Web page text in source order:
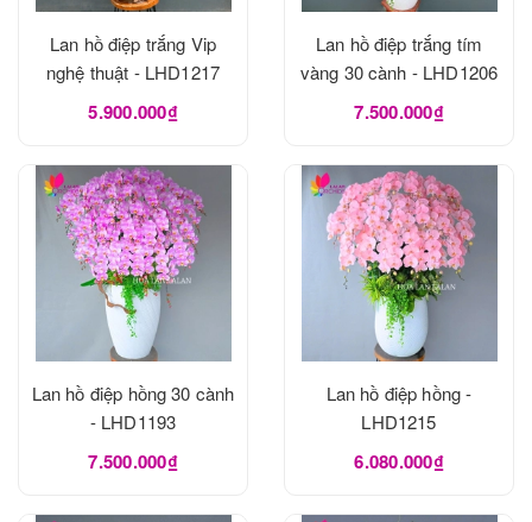
Lan hồ điệp trắng Vip
nghệ thuật - LHD1217
5.900.000₫
Lan hồ điệp trắng tím
vàng 30 cành - LHD1206
7.500.000₫
Lan hồ điệp hồng 30 cành
- LHD1193
7.500.000₫
Lan hồ điệp hồng -
LHD1215
6.080.000₫